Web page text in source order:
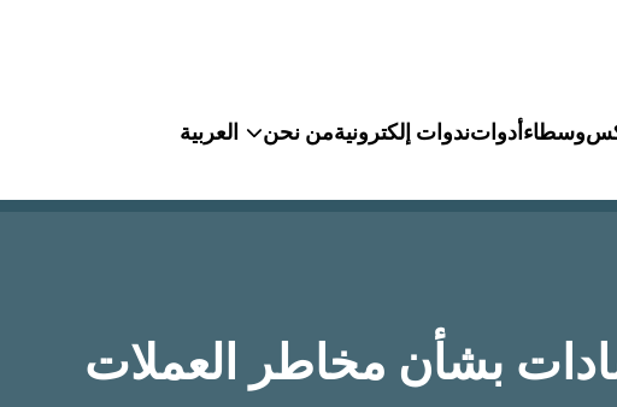
وسطاءأدواتندوات إلكترونيةمن نحن العربية
بشأن مخاطر العملات